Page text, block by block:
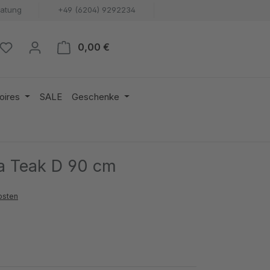
+49 (6204) 9292234
0,00 €
SALE Geschenke
Teak D 90 cm